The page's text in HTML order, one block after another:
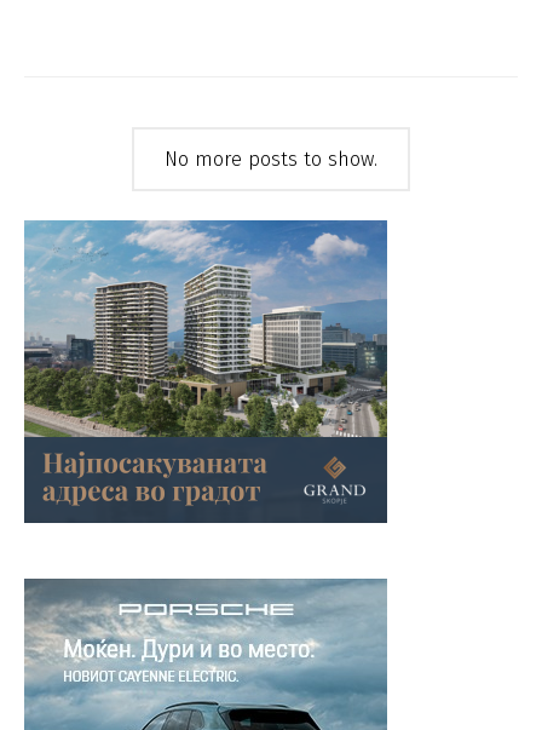
No more posts to show.